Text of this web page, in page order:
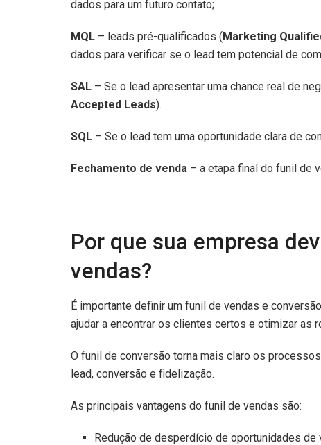
dados para um futuro contato;
MQL – leads pré-qualificados ( Marketing
dados para verificar se o lead tem potencial de
SAL – Se o lead apresentar uma chance real de
Accepted Leads).
SQL – Se o lead tem uma oportunidade clara de
Fechamento de venda – a etapa final do funil de
Por que sua empresa
vendas?
É importante definir um funil de vendas e
ajudar a encontrar os clientes certos e otimizar as
O funil de conversão torna mais claro os
lead, conversão e fidelização.
As principais vantagens do funil de vendas são:
Redução de desperdício de oportunidades de